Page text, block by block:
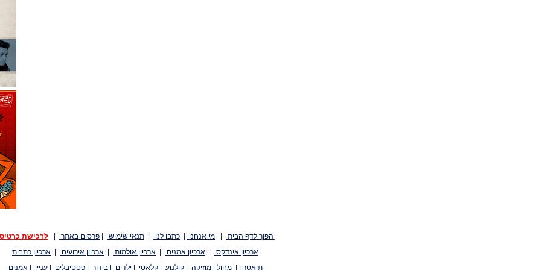
הפוך לדף הבית מי אנחנו כתבו לנו תנאי שימוש פרסום באתר
לרכישת
ארכיון אינדקס
ארכיון אמנים ארכיון אולמות ארכיון אירועים
ארכיון כתבות
תיאטרון
|מחול |מוזיקה |קולנוע |קלאסי ילדים |בידור |פסטיבלים |עניין |אמנים